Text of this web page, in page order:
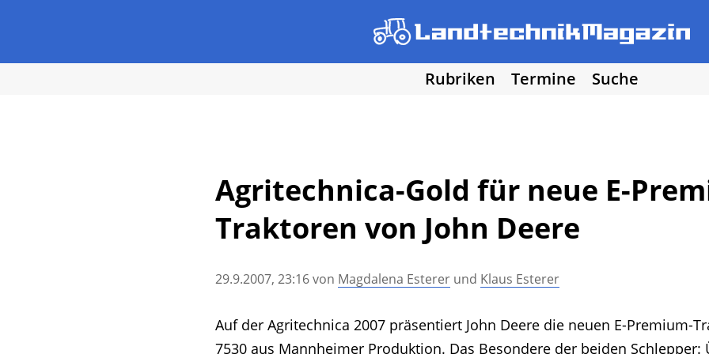
Rubriken Termine
Suche
• Messen und Veranstaltungen
• Mitteilung der Redaktion • Agritechnica Neuheiten
Agritechnica-Gold für neue E-
Traktoren von John Deere
29.9.2007, 23:16von Magdalena Esterer und Klaus Esterer
Auf der Agritechnica 2007 präsentiert John Deere die neuen E-Premium-
7530 aus Mannheimer Produktion. Das Besondere der beiden Schlepper: